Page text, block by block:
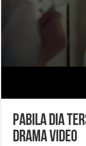
Pabila Dia
Drama Video